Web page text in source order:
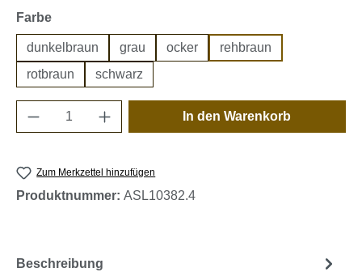
Farbeauswählen
dunkelbraun grau ocker
rehbraun
rotbraun
schwarz
Produkt Anzahl: Gib den gewünschten
In den Warenkorb
Zum Merkzettel hinzufügen
Produktnummer: ASL10382.4
Beschreibung